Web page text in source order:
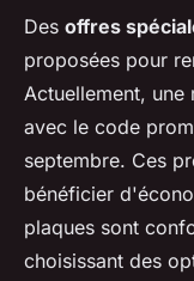
Des offres
proposées pour
Actuellement,
avec le code
septembre. Ces
bénéficier
plaques sont
choisissant des